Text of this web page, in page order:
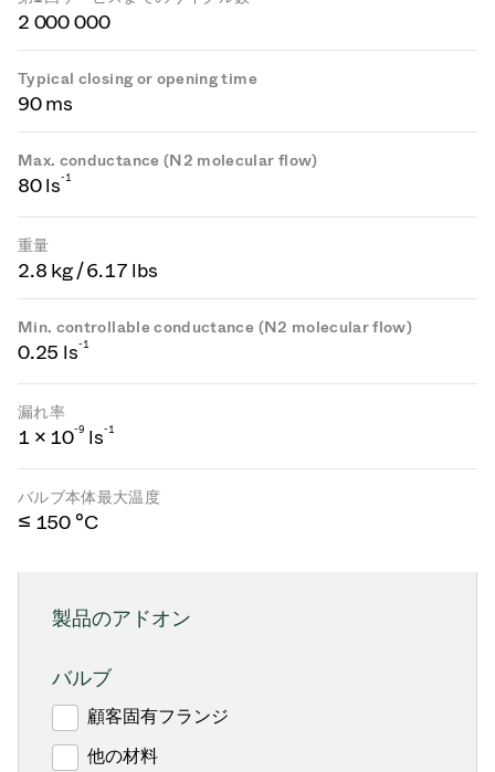
2 000 000
Typical closing or opening time
90 ms
Max. conductance (N2 molecular flow)
80 ls-1
重量
2.8 kg / 6.17 lbs
Min. controllable conductance (N2 molecular flow)
0.25 ls-1
漏れ率
1 × 10-9 ls-1
バルブ本体最大温度
≤ 150 °C
製品のアドオン
バルブ
顧客固有フランジ
他の材料